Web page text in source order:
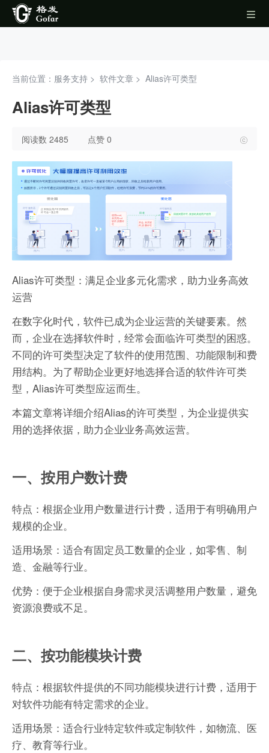
当前位置：服务支持 > 软件文章 > Alias许可类型
Alias许可类型
阅读数 2485 点赞 0
Alias许可类型：满足企业多元化需求，助力业务高效
运营
在数字化时代，软件已成为企业运营的关键要素。然
而，企业在选择软件时，经常会面临许可类型的困惑。
不同的许可类型决定了软件的使用范围、功能限制和费
用结构。为了帮助企业更好地选择合适的软件许可类
型，Alias许可类型应运而生。
本篇文章将详细介绍Alias的许可类型，为企业提供实
用的选择依据，助力企业业务高效运营。
一、按用户数计费
特点：根据企业用户数量进行计费，适用于有明确用户
规模的企业。
适用场景：适合有固定员工数量的企业，如零售、制
造、金融等行业。
优势：便于企业根据自身需求灵活调整用户数量，避免
资源浪费或不足。
二、按功能模块计费
特点：根据软件提供的不同功能模块进行计费，适用于
对软件功能有特定需求的企业。
适用场景：适合行业特定软件或定制软件，如物流、医
疗、教育等行业。